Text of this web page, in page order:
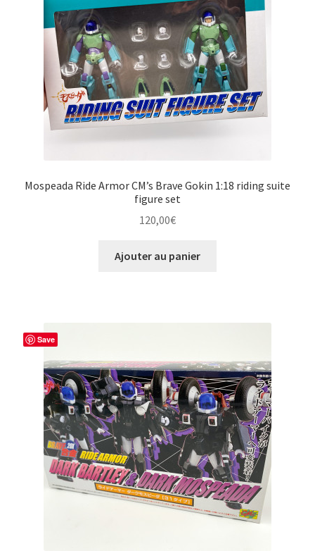
Mospeada Ride Armor CM’s Brave Gokin 1:18 riding suite
figure set
120,00€
Ajouter au panier
Save